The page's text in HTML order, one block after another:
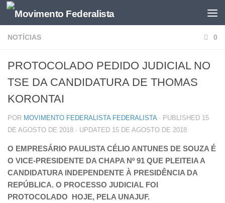
NOTÍCIAS 0
PROTOCOLADO PEDIDO JUDICIAL NO
TSE DA CANDIDATURA DE THOMAS
KORONTAI
POR MOVIMENTO FEDERALISTA FEDERALISTA · PUBLISHED 15
DE AGOSTO DE 2018 · UPDATED 15 DE AGOSTO DE 2018
O EMPRESÁRIO PAULISTA CÉLIO ANTUNES DE SOUZA É
O VICE-PRESIDENTE DA CHAPA Nº 91 QUE PLEITEIA A
CANDIDATURA INDEPENDENTE À PRESIDÊNCIA DA
REPÚBLICA. O PROCESSO JUDICIAL FOI
PROTOCOLADO HOJE, PELA UNAJUF.